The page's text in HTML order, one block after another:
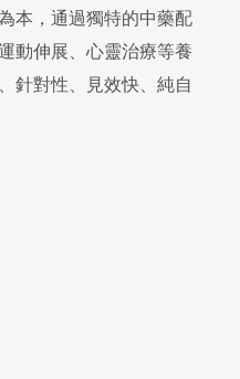
本，通過獨特的中藥配
動伸展、心靈治療等養
針對性、見效快、純自